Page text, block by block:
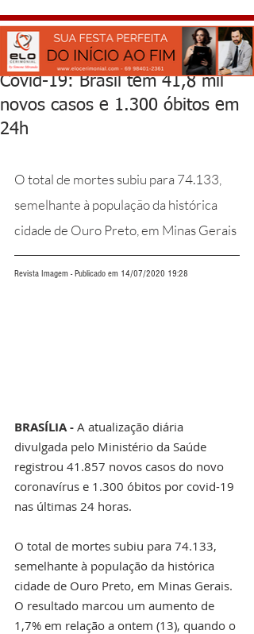
Covid-19: Brasil tem 41,8 mil
novos casos e 1.300 óbitos em
24h
O total de mortes subiu para 74.133,
semelhante à população da histórica
cidade de Ouro Preto, em Minas Gerais
Revista Imagem - Publicado em 14/07/2020 19:28
BRASÍLIA - A atualização diária
divulgada pelo Ministério da Saúde
registrou 41.857 novos casos do novo
coronavírus e 1.300 óbitos por covid-19
nas últimas 24 horas.
O total de mortes subiu para 74.133,
semelhante à população da histórica
cidade de Ouro Preto, em Minas Gerais.
O resultado marcou um aumento de
1,7% em relação a ontem (13), quando o